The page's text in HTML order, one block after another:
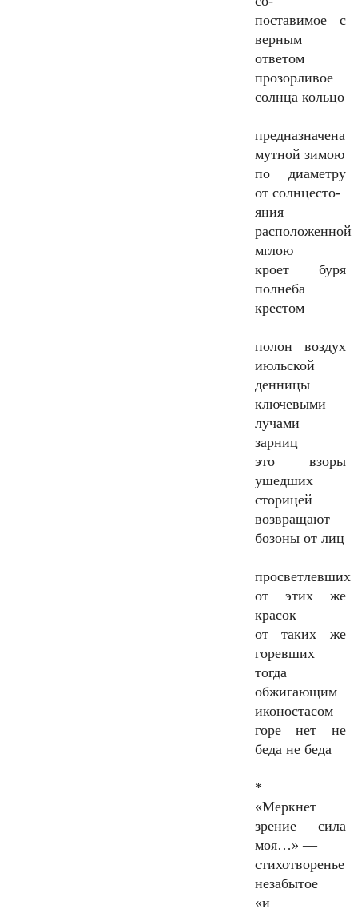
поставимое с
верным
ответом
прозорливое
солнца кольцо
предназначена
мутной зимою
по диаметру
от солнцесто-
яния
расположенной
мглою
кроет буря
полнеба
крестом
полон воздух
июльской
денницы
ключевыми
лучами
зарниц
это взоры
ушедших
сторицей
возвращают
бозоны от лиц
просветлевших
от этих же
красок
от таких же
горевших
тогда
обжигающим
иконостасом
горе нет не
беда не беда
*
«Меркнет
зрение сила
моя…» —
стихотворенье
незабытое
«и